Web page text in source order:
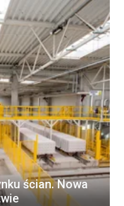
ścian. Nowa